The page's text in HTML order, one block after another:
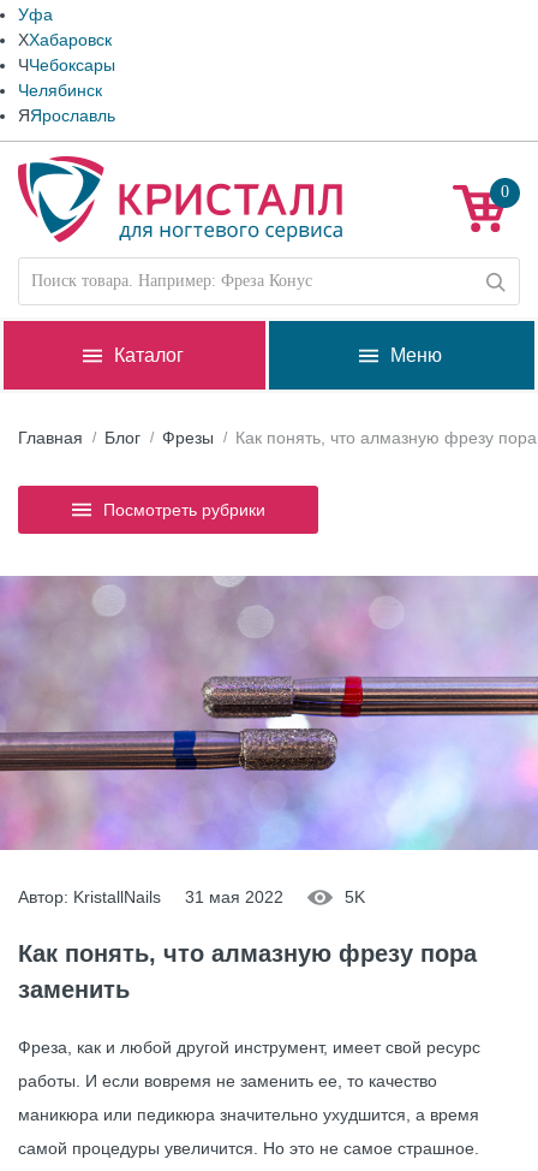
Уфа
ХХабаровск
ЧЧебоксары
Челябинск
ЯЯрославль
0
Каталог Меню
Главная Блог Фрезы Как понять, что алмазную фрезу
Посмотреть рубрики
Автор: KristallNails 31 мая 2022 5K
Как понять, что алмазную фрезу пора
заменить
Фреза, как и любой другой инструмент, имеет свой ресурс
работы. И если вовремя не заменить ее, то качество
маникюра или педикюра значительно ухудшится, а время
самой процедуры увеличится. Но это не самое страшное.